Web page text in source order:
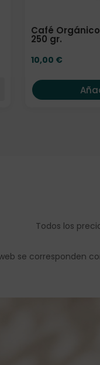
Café
250 gr.
10,00 €
Todos los
se corresponden